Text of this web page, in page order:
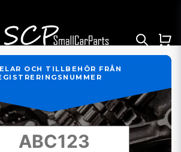
OCH TILLBEHÖR FRÅN